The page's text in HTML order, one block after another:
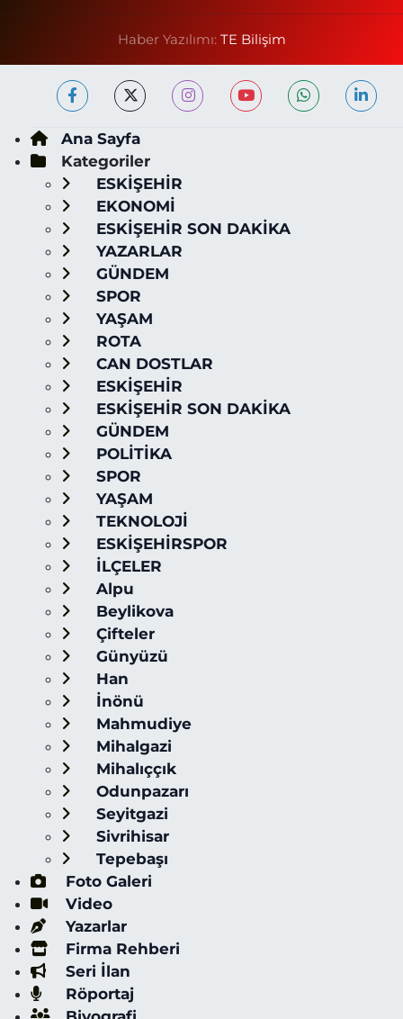
Haber Yazılımı: TE Bilişim
Ana Sayfa
Kategoriler
ESKİŞEHİR
EKONOMİ
ESKİŞEHİR SON DAKİKA
YAZARLAR
GÜNDEM
SPOR
YAŞAM
ROTA
CAN DOSTLAR
ESKİŞEHİR
ESKİŞEHİR SON DAKİKA
GÜNDEM
POLİTİKA
SPOR
YAŞAM
TEKNOLOJİ
ESKİŞEHİRSPOR
İLÇELER
Alpu
Beylikova
Çifteler
Günyüzü
Han
İnönü
Mahmudiye
Mihalgazi
Mihalıççık
Odunpazarı
Seyitgazi
Sivrihisar
Tepebaşı
Foto Galeri
Video
Yazarlar
Firma Rehberi
Seri İlan
Röportaj